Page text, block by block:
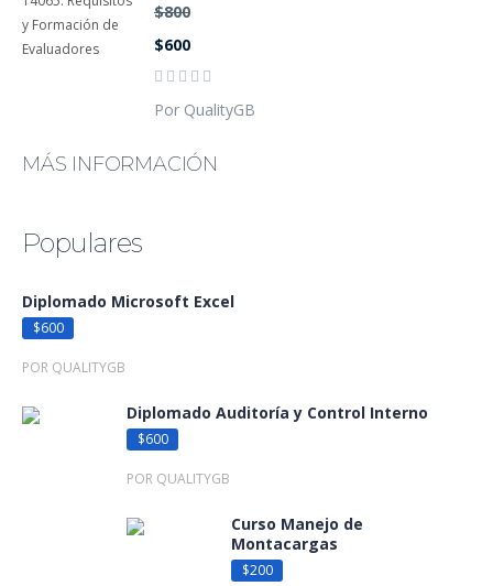
$800
$600
Por QualityGB
MÁS INFORMACIÓN
Populares
Diplomado Microsoft Excel
$600
POR QUALITYGB
Diplomado Auditoría y Control Interno
$600
POR QUALITYGB
Curso Manejo de
Montacargas
$200